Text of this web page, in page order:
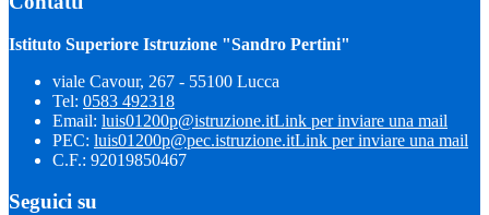
Istituto Superiore Istruzione "Sandro Pertini"
viale Cavour, 267 - 55100 Lucca
Tel: 0583 492318
Email: luis01200p@istruzione.itLink per inviare una mail
PEC: luis01200p@pec.istruzione.itLink per inviare una mail
C.F.: 92019850467
Seguici su